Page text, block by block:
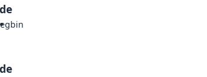
bin